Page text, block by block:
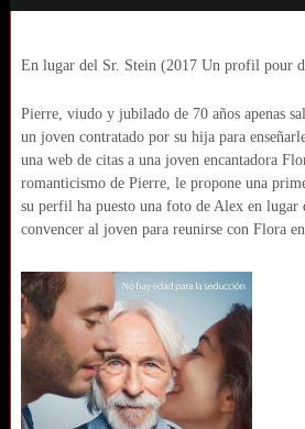
En lugar del Sr. Stein (2017 Un profil pour
Pierre, viudo y jubilado de 70 años apenas
un joven contratado por su hija para
una web de citas a una joven encantadora
romanticismo de Pierre, le propone una
su perfil ha puesto una foto de Alex en lugar
convencer al joven para reunirse con Flora